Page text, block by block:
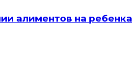
алиментов на ребенка